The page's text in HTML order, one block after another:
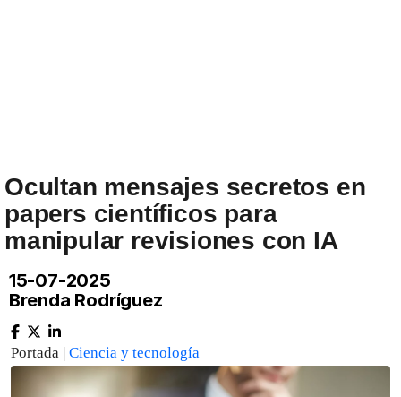
Ocultan mensajes secretos en
papers científicos para
manipular revisiones con IA
15-07-2025
Brenda Rodríguez
Portada | Ciencia y tecnología